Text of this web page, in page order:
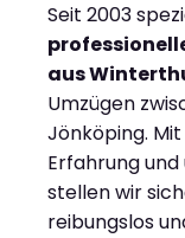
Seit 2003
aus
Umzügen
Jönköping.
Erfahrung
stellen wir
reibungslos